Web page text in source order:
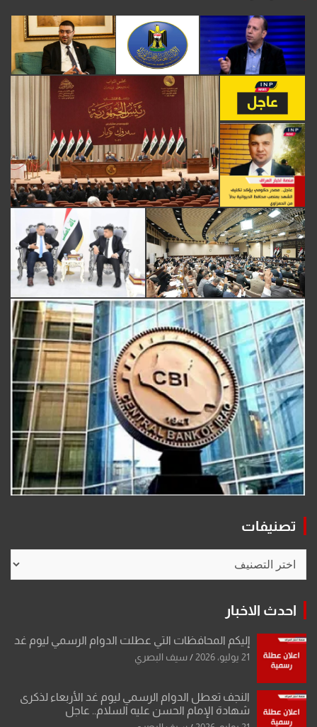
تصنيفات
تصنيفات
احدث الاخبار
إليكم المحافظات التي عطلت الدوام الرسمي ليوم غد
21 يوليو، 2026 سيف البصري
النجف تعطل الدوام الرسمي ليوم غد الأربعاء لذكرى
شهادة الإمام الحسن عليه السلام.. عاجل